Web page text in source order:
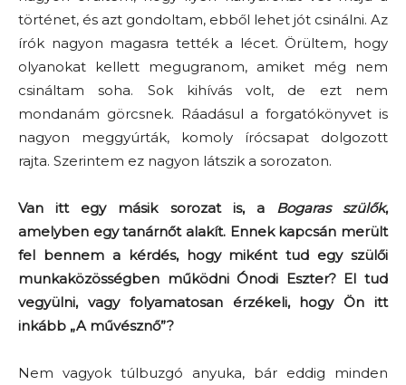
történet, és azt gondoltam, ebből lehet jót csinálni. Az
írók nagyon magasra tették a lécet. Örültem, hogy
olyanokat kellett megugranom, amiket még nem
csináltam soha. Sok kihívás volt, de ezt nem
mondanám görcsnek. Ráadásul a forgatókönyvet is
nagyon meggyúrták, komoly írócsapat dolgozott
rajta. Szerintem ez nagyon látszik a sorozaton.
Van itt egy másik sorozat is, a Bogaras szülők,
amelyben egy tanárnőt alakít. Ennek kapcsán merült
fel bennem a kérdés, hogy miként tud egy szülői
munkaközösségben működni Ónodi Eszter? El tud
vegyülni, vagy folyamatosan érzékeli, hogy Ön itt
inkább „A művésznő”?
Nem vagyok túlbuzgó anyuka, bár eddig minden